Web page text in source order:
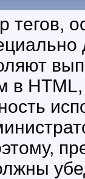
тегов,
в